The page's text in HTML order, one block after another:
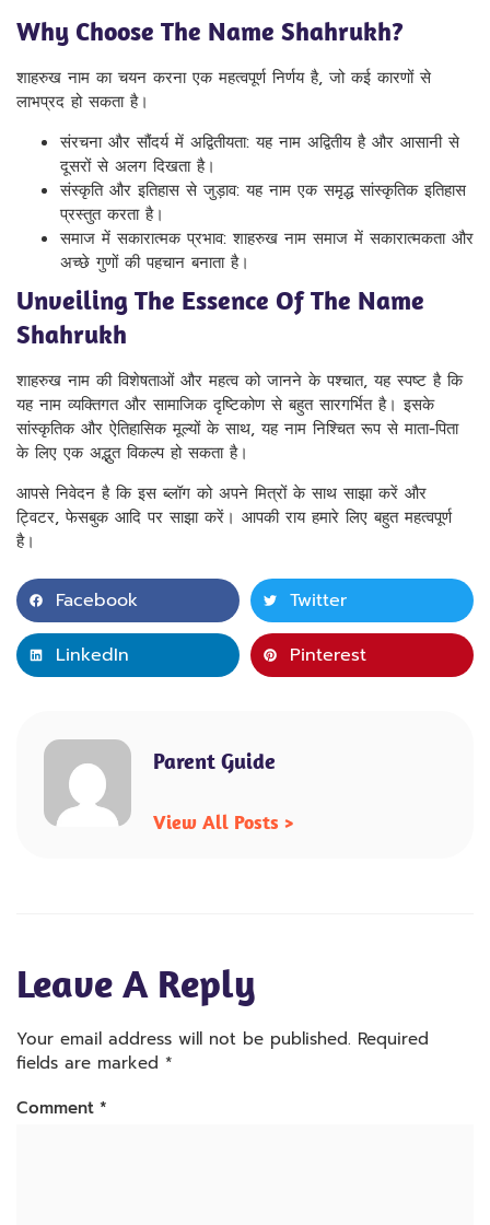
Why Choose The Name Shahrukh?
शाहरुख नाम का चयन करना एक महत्वपूर्ण निर्णय है, जो कई कारणों से
लाभप्रद हो सकता है।
संरचना और सौंदर्य में अद्वितीयता: यह नाम अद्वितीय है और आसानी से
दूसरों से अलग दिखता है।
संस्कृति और इतिहास से जुड़ाव: यह नाम एक समृद्ध सांस्कृतिक इतिहास
प्रस्तुत करता है।
समाज में सकारात्मक प्रभाव: शाहरुख नाम समाज में सकारात्मकता और
अच्छे गुणों की पहचान बनाता है।
Unveiling The Essence Of The Name
Shahrukh
शाहरुख नाम की विशेषताओं और महत्व को जानने के पश्चात, यह स्पष्ट है कि
यह नाम व्यक्तिगत और सामाजिक दृष्टिकोण से बहुत सारगर्भित है। इसके
सांस्कृतिक और ऐतिहासिक मूल्यों के साथ, यह नाम निश्चित रूप से माता-पिता
के लिए एक अद्भुत विकल्प हो सकता है।
आपसे निवेदन है कि इस ब्लॉग को अपने मित्रों के साथ साझा करें और
ट्विटर, फेसबुक आदि पर साझा करें। आपकी राय हमारे लिए बहुत महत्वपूर्ण
है।
Facebook Twitter
LinkedIn Pinterest
Parent Guide
View All Posts >
Leave A Reply
Your email address will not be published. Required
fields are marked *
Comment *